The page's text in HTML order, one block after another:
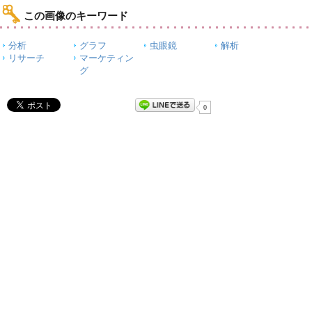
この画像のキーワード
分析 グラフ 虫眼鏡
解析
リサーチ
マーケティン
グ
0